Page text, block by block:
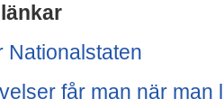
Nationalstaten
får man när man